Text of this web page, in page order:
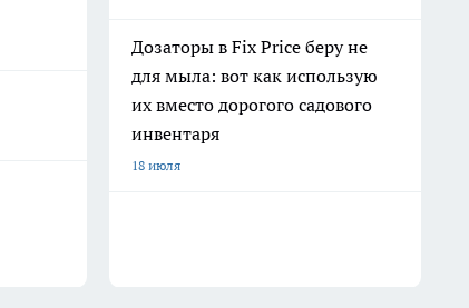
Дозаторы в Fix Price беру не
для мыла: вот как использую
их вместо дорогого садового
инвентаря
18 июля